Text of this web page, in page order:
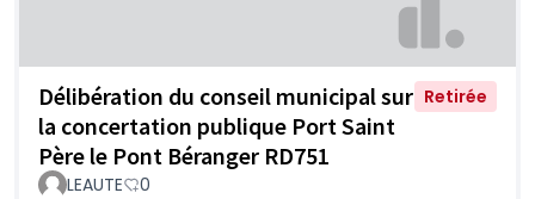
Délibération du conseil municipal sur
la concertation publique Port Saint
Père le Pont Béranger RD751
Retirée
LEAUTE 0